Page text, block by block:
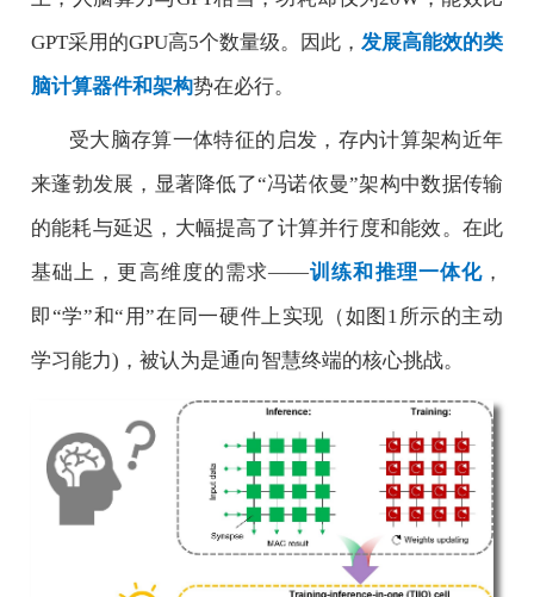
GPT采用的GPU高5个数量级。因此， 发展高能效的类
脑计算器件和架构势在必行。
受大脑存算一体特征的启发，存内计算架构近年
来蓬勃发展，显著降低了“冯诺依曼”架构中数据传输
的能耗与延迟，大幅提高了计算并行度和能效。在此
基础上，更高维度的需求——训练和推理一体化 ，
即“学”和“用”在同一硬件上实现（如图 1所示的主动
学习能力) ，被认为是通向智慧终端的核心挑战。